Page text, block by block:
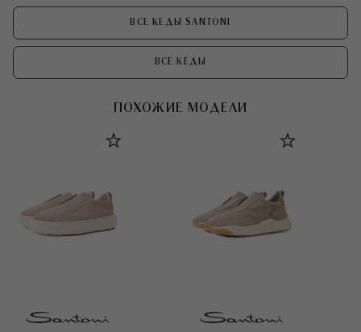
ВСЕ КЕДЫ SANTONI
ВСЕ КЕДЫ
ПОХОЖИЕ МОДЕЛИ